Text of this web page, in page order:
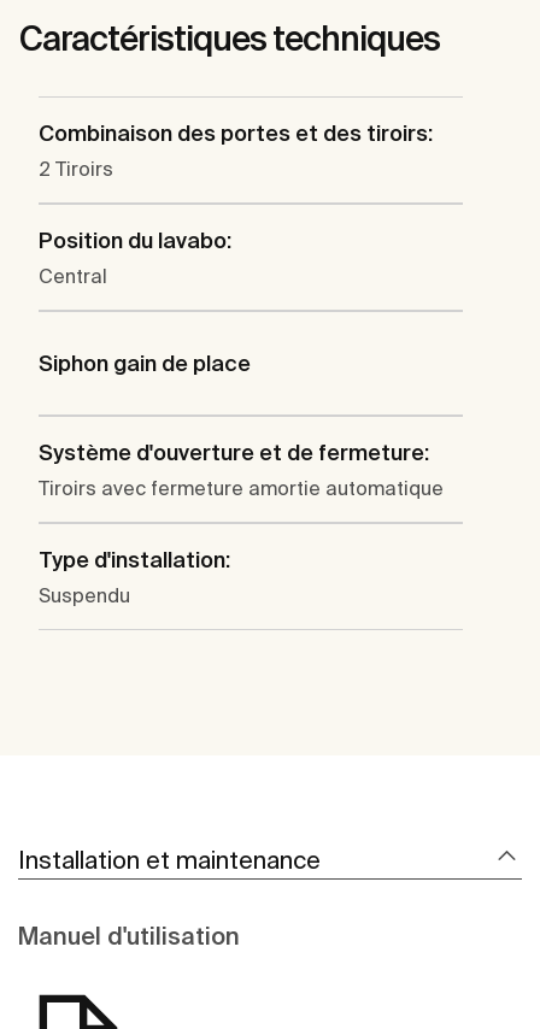
Caractéristiques techniques
Combinaison des portes et des tiroirs:
2 Tiroirs
Position du lavabo:
Central
Siphon gain de place
Système d'ouverture et de fermeture:
Tiroirs avec fermeture amortie automatique
Type d'installation:
Suspendu
Installation et maintenance
Manuel d'utilisation